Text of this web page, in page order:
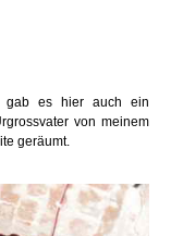
gab es hier auch ein
von meinem
geräumt.